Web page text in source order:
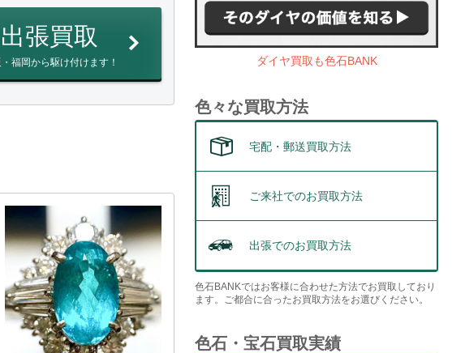
出張買取
福岡から駆け付けます！ ダイヤ買取も色石BANK
色々な買取方法
宅配・郵送買取方法
ご来社でのお買取方法
出張でのお買取方法
色石BANKではお客様に合わせた方法でお買取しており
ます。ご都合に合ったお買取方法をお選びください。
色石・宝石買取実績